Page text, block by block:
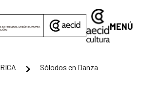
MENÚ
Sólodos en Danza